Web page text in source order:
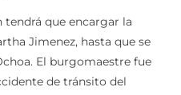
Jimenez, hasta que se
El burgomaestre fue
de tránsito del
sector El Pongo, de la vía